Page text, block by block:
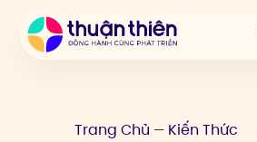
Trang Chủ — Kiến Thức